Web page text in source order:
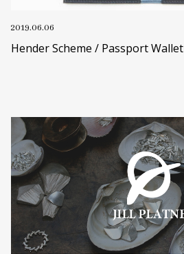
2019.06.06
Hender Scheme / Passport Wallet